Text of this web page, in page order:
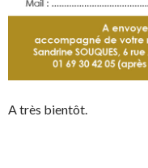
A très bientôt.